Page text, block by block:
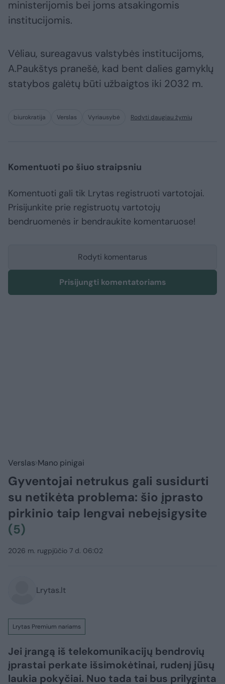
ministerijomis bei joms atsakingomis
institucijomis.
Vėliau, sureagavus valstybės institucijoms,
A.Paukštys pranešė, kad bent dalies gamyklų
statybos galėtų būti užbaigtos iki 2032 m.
biurokratija Verslas Vyriausybė Rodyti daugiau žymių
Komentuoti po šiuo straipsniu
Komentuoti gali tik Lrytas registruoti vartotojai.
Prisijunkite prie registruotų vartotojų
bendruomenės ir bendraukite komentaruose!
Rodyti komentarus
Prisijungti komentatoriams
Verslas Mano pinigai
Gyventojai netrukus gali susidurti
su netikėta problema: šio įprasto
pirkinio taip lengvai nebeįsigysite
(5)
2026 m. rugpjūčio 7 d. 06:02
Lrytas.lt
Lrytas Premium nariams
Jei įrangą iš telekomunikacijų bendrovių
įprastai perkate išsimokėtinai, rudenį jūsų
laukia pokyčiai. Nuo tada tai bus prilyginta